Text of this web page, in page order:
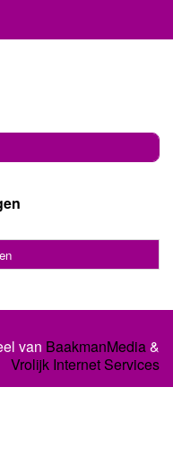
van BaakmanMedia&
Vrolijk Internet Services